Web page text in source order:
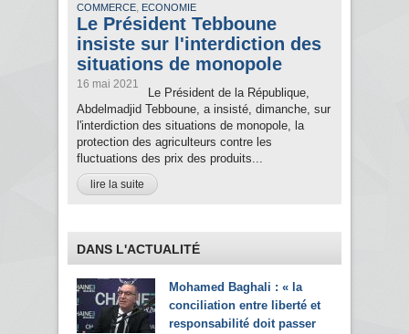
COMMERCE, ECONOMIE
Le Président Tebboune
insiste sur l'interdiction des
situations de monopole
16 mai 2021
Le Président de la République,
Abdelmadjid Tebboune, a insisté, dimanche, sur
l'interdiction des situations de monopole, la
protection des agriculteurs contre les
fluctuations des prix des produits...
lire la suite
DANS L'ACTUALITÉ
Mohamed Baghali : « la
conciliation entre liberté et
responsabilité doit passer